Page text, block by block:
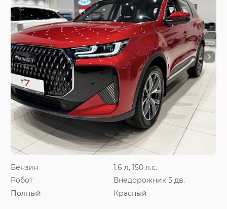
Бензин
1.6 л, 150 л.с.
Робот
Внедорожник 5 дв.
Полный
Красный